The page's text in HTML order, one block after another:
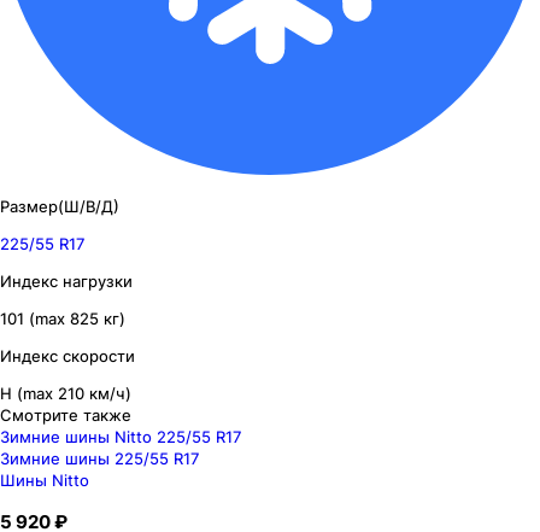
Размер(Ш/В/Д)
225/55 R17
Индекс нагрузки
101 (max 825 кг)
Индекс скорости
H (max 210 км/ч)
Смотрите также
Зимние шины Nitto 225/55 R17
Зимние шины 225/55 R17
Шины Nitto
5 920 ₽